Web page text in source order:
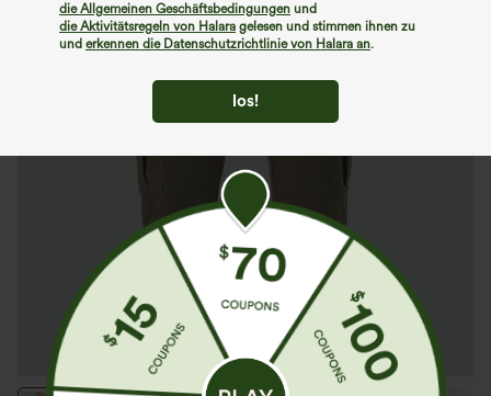
die Allgemeinen Geschäftsbedingungen und
die Aktivitätsregeln von Halara gelesen und stimmen ihnen zu
und erkennen die Datenschutzrichtlinie von Halara an.
los!